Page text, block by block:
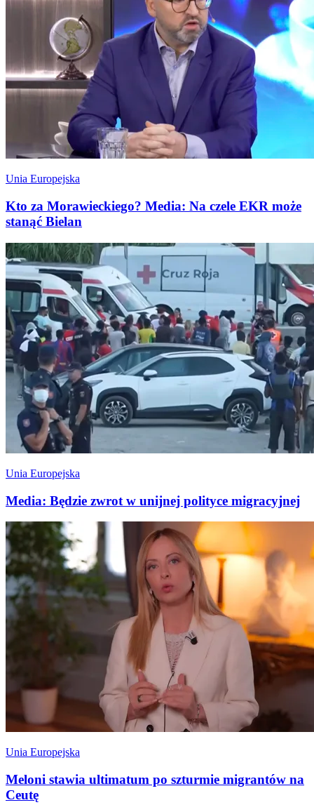
Unia Europejska
Kto za Morawieckiego? Media: Na czele EKR może
stanąć Bielan
Unia Europejska
Media: Będzie zwrot w unijnej polityce migracyjnej
Unia Europejska
Meloni stawia ultimatum po szturmie migrantów na
Ceutę